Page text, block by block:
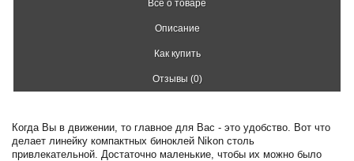
Всё о товаре
Описание
Как купить
Отзывы (0)
Когда Вы в движении, то главное для Вас - это удобство. Вот что
делает линейку компактных биноклей Nikon столь
привлекательной. Достаточно маленькие, чтобы их можно было